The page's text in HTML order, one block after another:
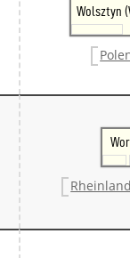
Wolsztyn